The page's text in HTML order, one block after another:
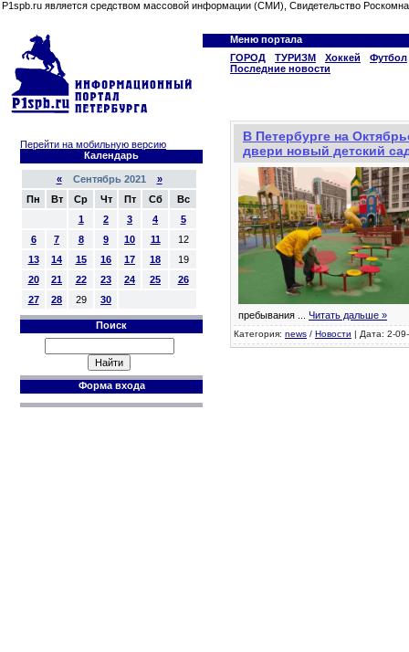
P1spb.ru является средством массовой информации (СМИ), Свидетельство
Меню портала
ГОРОД
ТУРИЗМ Хоккей
Футбол
Последние новости
Перейти на мобильную версию
Календарь
«Сентябрь 2021 »
Пн
Вт Ср Чт Пт Сб
Вс
1
2 3 4
5
6
7 8 9 10 11
12
13
14 15 16 17 18
19
20
21 22 23 24 25
26
27
28 29 30
Поиск
Форма входа
В Петербурге на
двери новый детский
пребывания Читать дальше »
Категория: news / Новости | Дата: 2-